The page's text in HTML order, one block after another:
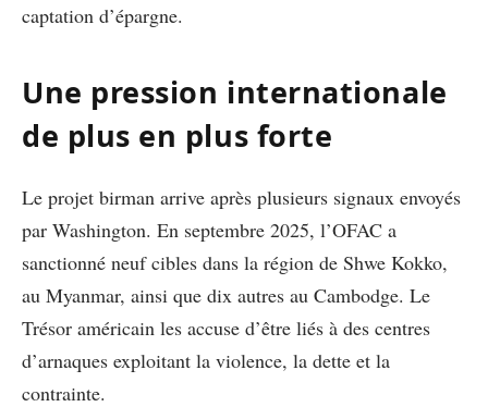
captation d’épargne.
Une pression internationale
de plus en plus forte
Le projet birman arrive après plusieurs signaux envoyés
par Washington. En septembre 2025, l’OFAC a
sanctionné neuf cibles dans la région de Shwe Kokko,
au Myanmar, ainsi que dix autres au Cambodge. Le
Trésor américain les accuse d’être liés à des centres
d’arnaques exploitant la violence, la dette et la
contrainte.